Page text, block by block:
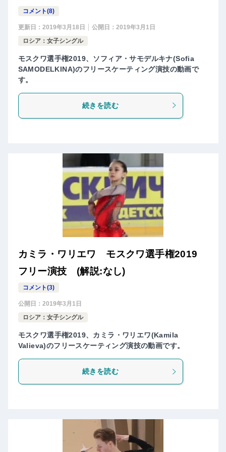
コメント(8)
更新日： 2019年3月18日 公開日： 2019年3月1日
ロシア：女子シングル
モスクワ選手権2019、ソフィア・サモデルキナ(Sofia
SAMODELKINA)のフリースケーティング演技の動画で
す。
続きを読む
カミラ・ワリエワ モスクワ選手権2019
フリー演技 (解説:なし)
コメント(3)
公開日： 2019年3月1日
ロシア：女子シングル
モスクワ選手権2019、カミラ・ワリエワ(Kamila
Valieva)のフリースケーティング演技の動画です。
続きを読む